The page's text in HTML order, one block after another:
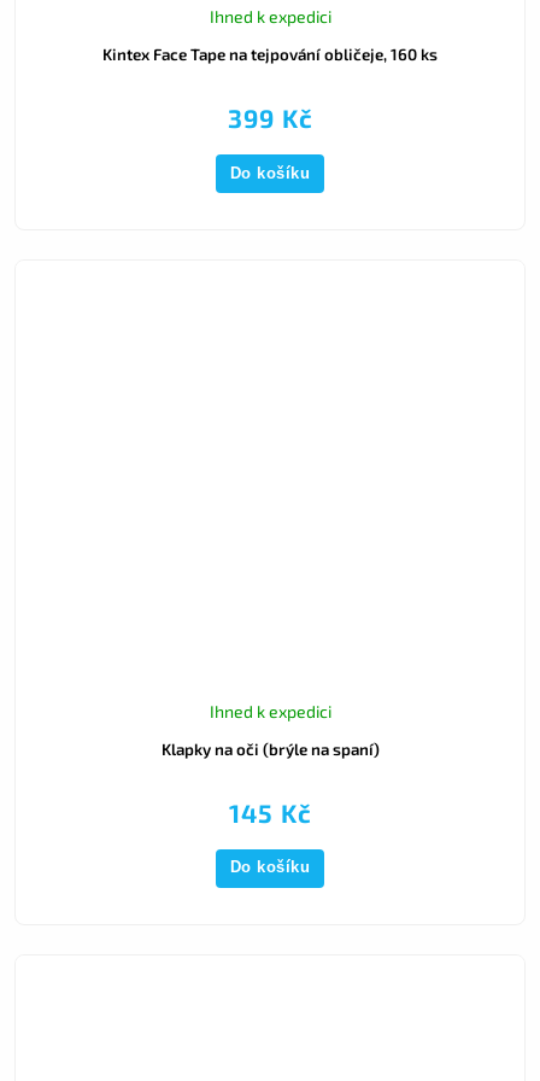
Kintex Face Tape na tejpování obličeje, 160 ks
Ihned k expedici
399 Kč
Do košíku
Klapky na oči (brýle na spaní)
Ihned k expedici
145 Kč
Do košíku